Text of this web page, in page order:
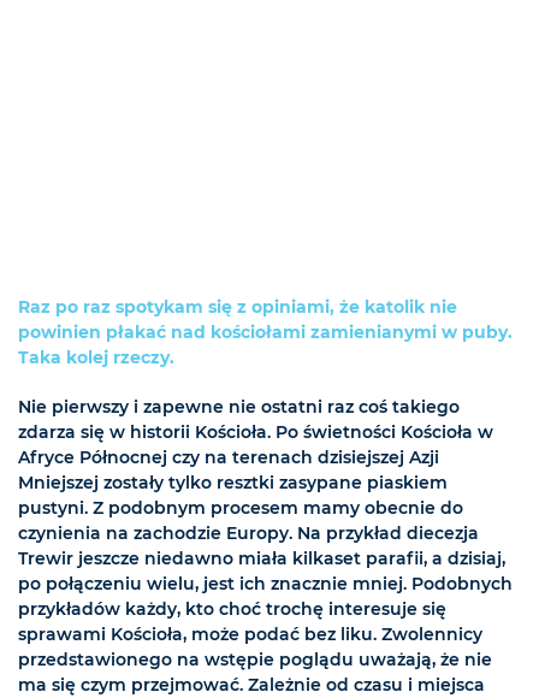
Raz po raz spotykam się z opiniami, że katolik nie
powinien płakać nad kościołami zamienianymi w puby.
Taka kolej rzeczy.
Nie pierwszy i zapewne nie ostatni raz coś takiego
zdarza się w historii Kościoła. Po świetności Kościoła w
Afryce Północnej czy na terenach dzisiejszej Azji
Mniejszej zostały tylko resztki zasypane piaskiem
pustyni. Z podobnym procesem mamy obecnie do
czynienia na zachodzie Europy. Na przykład diecezja
Trewir jeszcze niedawno miała kilkaset parafii, a dzisiaj,
po połączeniu wielu, jest ich znacznie mniej. Podobnych
przykładów każdy, kto choć trochę interesuje się
sprawami Kościoła, może podać bez liku. Zwolennicy
przedstawionego na wstępie poglądu uważają, że nie
ma się czym przejmować. Zależnie od czasu i miejsca